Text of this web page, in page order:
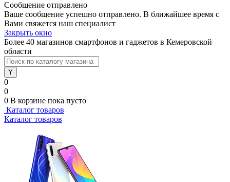
Сообщение отправлено
Ваше сообщение успешно отправлено. В ближайшее время с
Вами свяжется наш специалист
Закрыть окно
Более 40 магазинов смартфонов и гаджетов в Кемеровской
области
0
0
0 В корзине пока пусто
Каталог товаров
Каталог товаров